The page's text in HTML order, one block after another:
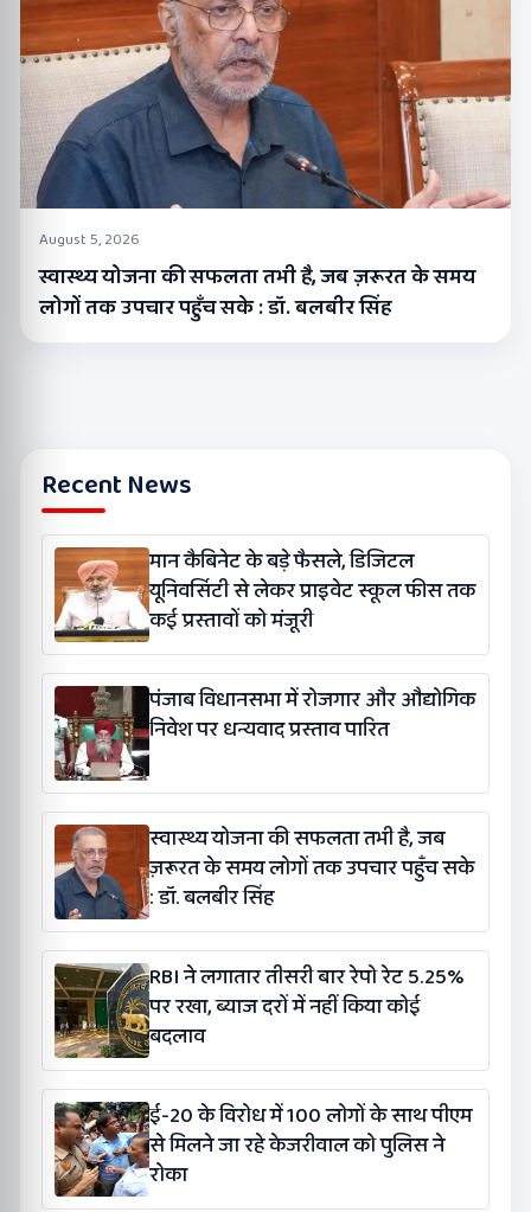
August 5, 2026
स्वास्थ्य योजना की सफलता तभी है, जब ज़रूरत के समय
लोगों तक उपचार पहुँच सके : डॉ. बलबीर सिंह
Recent News
मान कैबिनेट के बड़े फैसले, डिजिटल
यूनिवर्सिटी से लेकर प्राइवेट स्कूल फीस तक
कई प्रस्तावों को मंजूरी
पंजाब विधानसभा में रोजगार और औद्योगिक
निवेश पर धन्यवाद प्रस्ताव पारित
स्वास्थ्य योजना की सफलता तभी है, जब
ज़रूरत के समय लोगों तक उपचार पहुँच सके
: डॉ. बलबीर सिंह
RBI ने लगातार तीसरी बार रेपो रेट 5.25%
पर रखा, ब्याज दरों में नहीं किया कोई
बदलाव
ई-20 के विरोध में 100 लोगों के साथ पीएम
से मिलने जा रहे केजरीवाल को पुलिस ने
रोका